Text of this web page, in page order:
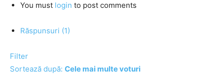
You must login to post comments
Răspunsuri (1)
Filter
Sortează după: Cele mai multe voturi